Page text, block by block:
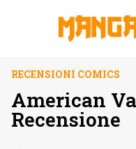
RECENSIONI COMICS
American
Recensione